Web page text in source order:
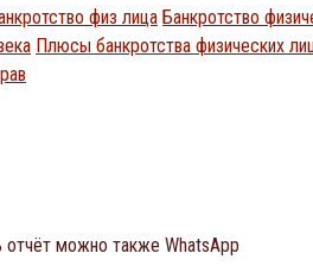
физ лица Банкротство
Плюсы банкротства физических
отчёт можно также WhatsApp